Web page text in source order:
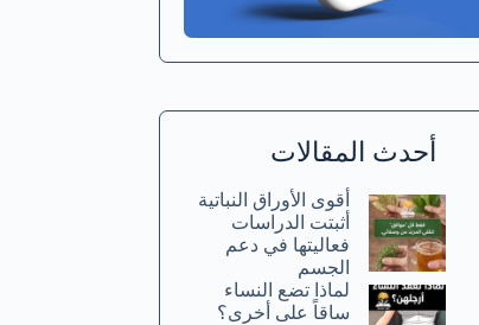
أحدث المقالات
أقوى الأوراق النباتية
أثبتت الدراسات
فعاليتها في دعم
الجسم
لماذا تضع النساء
ساقاً على أخرى؟